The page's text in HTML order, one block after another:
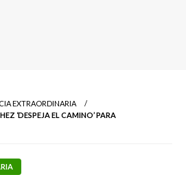
EXTRAORDINARIA
‘DESPEJA EL CAMINO’ PARA